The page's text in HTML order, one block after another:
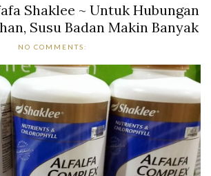
Shaklee ~ Untuk Hubungan
Susu Badan Makin Banyak
NO COMMENTS: